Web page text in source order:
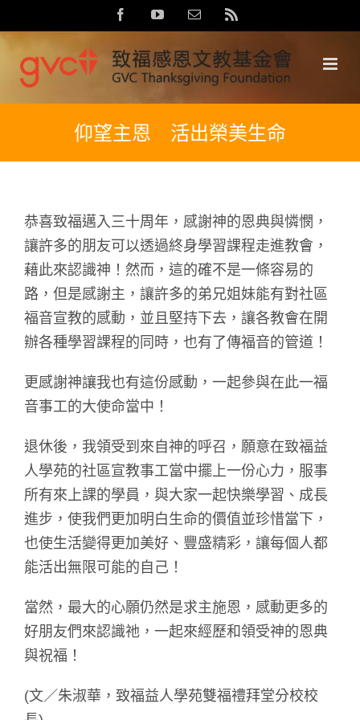
to
content
FacebookYouTubeEmail:
仰望主恩 活出榮美生命
恭喜致福邁入三十周年，感謝神的恩典與憐憫，
讓許多的朋友可以透過終身學習課程走進教會，
藉此來認識神！然而，這的確不是一條容易的
路，但是感謝主，讓許多的弟兄姐妹能有對社區
福音宣教的感動，並且堅持下去，讓各教會在開
辦各種學習課程的同時，也有了傳福音的管道！
更感謝神讓我也有這份感動，一起參與在此一福
音事工的大使命當中！
退休後，我領受到來自神的呼召，願意在致福益
人學苑的社區宣教事工當中擺上一份心力，服事
所有來上課的學員，與大家一起快樂學習、成長
進步，使我們更加明白生命的價值並珍惜當下，
也使生活變得更加美好、豐盛精彩，讓每個人都
能活出無限可能的自己！
當然，最大的心願仍然是求主施恩，感動更多的
好朋友們來認識祂，一起來經歷和領受神的恩典
與祝福！
(文／朱淑華，致福益人學苑雙福禮拜堂分校校